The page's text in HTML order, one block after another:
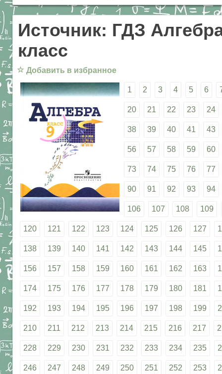
Источник: ГДЗ
класс
☆ Добавить в избранное
1 2 3 4 5 6
20 21 22 23 24
38 39 40 41 43
56 57 58 59 60
73 74 75 76 77
90 91 92 93 94
106 107 108 109
120 121 122 123 124 125 126 127
138 139 140 141 142 143 144 145
156 157 158 159 160 161 162 163
174 175 176 177 178 179 180 181
192 193 194 195 196 197 198 199
210 211 212 213 214 215 216 217
228 229 230 231 232 233 234 235
246 247 248 249 250 251 252 253